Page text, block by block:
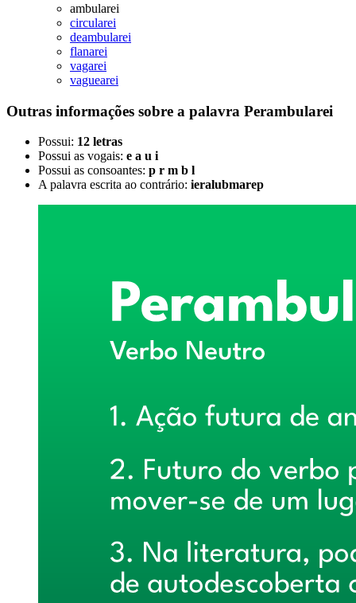
ambularei
circularei
deambularei
flanarei
vagarei
vaguearei
Outras informações sobre a palavra Perambularei
Possui: 12 letras
Possui as vogais: e a u i
Possui as consoantes: p r m b l
A palavra escrita ao contrário: ieralubmarep